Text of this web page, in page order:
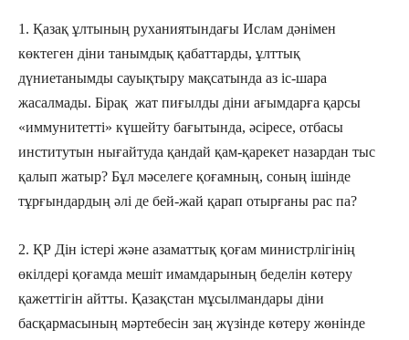
1. Қазақ ұлтының руханиятындағы Ислам дәнімен
көктеген діни танымдық қабаттарды, ұлттық
дүниетанымды сауықтыру мақсатында аз іс-шара
жасалмады. Бірақ жат пиғылды діни ағымдарға қарсы
«иммунитетті» күшейту бағытында, әсіресе, отбасы
институтын нығайтуда қандай қам-қарекет назардан тыс
қалып жатыр? Бұл мәселеге қоғамның, соның ішінде
тұрғындардың әлі де бей-жай қарап отырғаны рас па?
2. ҚР Дін істері және азаматтық қоғам министрлігінің
өкілдері қоғамда мешіт имамдарының беделін көтеру
қажеттігін айтты. Қазақстан мұсылмандары діни
басқармасының мәртебесін заң жүзінде көтеру жөнінде